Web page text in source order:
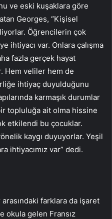
ve eski kuşaklara göre
Georges, “Kişisel
Öğrencilerin çok
ihtiyacı var. Onlara çalışma
fazla gerçek hayat
Hem veliler hem de
ihtiyaç duyulduğunu
karmaşık durumlar
topluluğa ait olma hissine
etkilendi bu çocuklar.
kaygı duyuyorlar. Yeşil
ihtiyacımız var” dedi.
farklara da işaret
okula gelen Fransız